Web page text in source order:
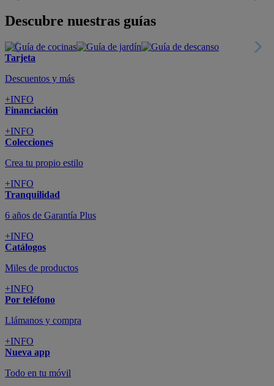
Descubre nuestras guías
Tarjeta
Descuentos y más
+INFO
Financiación
+INFO
Colecciones
Crea tu propio estilo
+INFO
Tranquilidad
6 años de Garantía Plus
+INFO
Catálogos
Miles de productos
+INFO
Por teléfono
Llámanos y compra
+INFO
Nueva app
Todo en tu móvil